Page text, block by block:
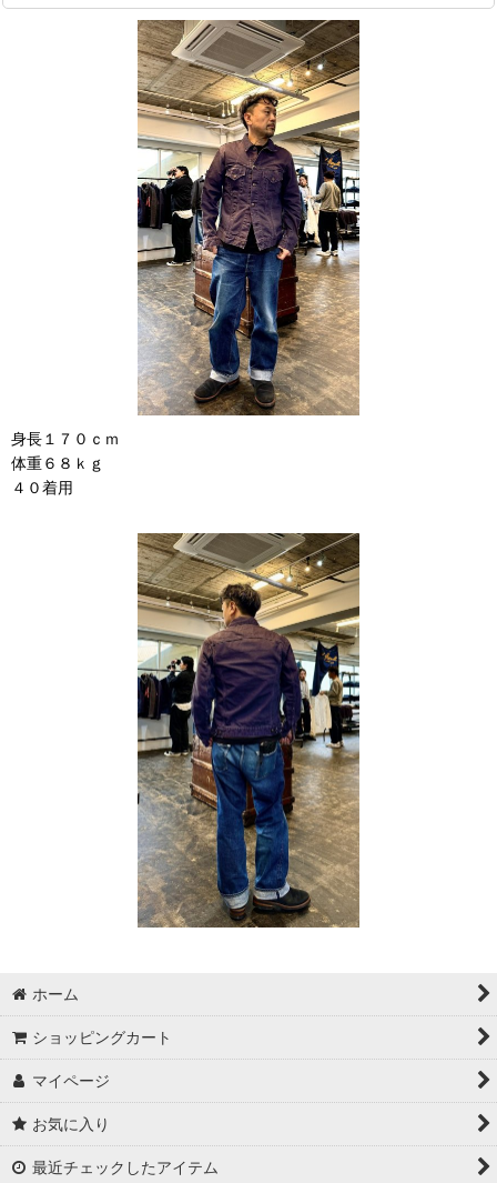
身長１７０ｃｍ
体重６８ｋｇ
４０着用
ホーム
ショッピングカート
マイページ
お気に入り
最近チェックしたアイテム